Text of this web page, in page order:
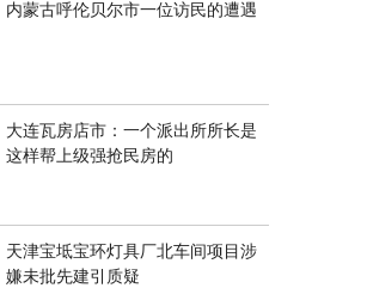
内蒙古呼伦贝尔市一位访民的遭遇
大连瓦房店市：一个派出所所长是
这样帮上级强抢民房的
天津宝坻宝环灯具厂北车间项目涉
嫌未批先建引质疑